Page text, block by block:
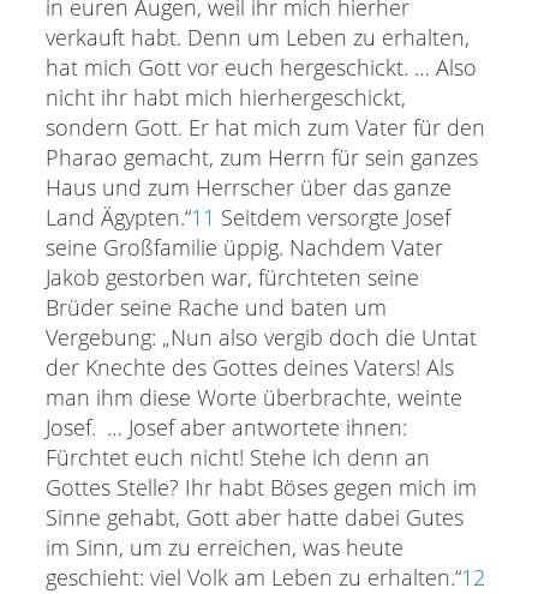
in euren Augen, weil ihr mich hierher
verkauft habt. Denn um Leben zu erhalten,
hat mich Gott vor euch hergeschickt. … Also
nicht ihr habt mich hierhergeschickt,
sondern Gott. Er hat mich zum Vater für den
Pharao gemacht, zum Herrn für sein ganzes
Haus und zum Herrscher über das ganze
Land Ägypten.“11 Seitdem versorgte Josef
seine Großfamilie üppig. Nachdem Vater
Jakob gestorben war, fürchteten seine
Brüder seine Rache und baten um
Vergebung: „Nun also vergib doch die Untat
der Knechte des Gottes deines Vaters! Als
man ihm diese Worte überbrachte, weinte
Josef. … Josef aber antwortete ihnen:
Fürchtet euch nicht! Stehe ich denn an
Gottes Stelle? Ihr habt Böses gegen mich im
Sinne gehabt, Gott aber hatte dabei Gutes
im Sinn, um zu erreichen, was heute
geschieht: viel Volk am Leben zu erhalten.“12